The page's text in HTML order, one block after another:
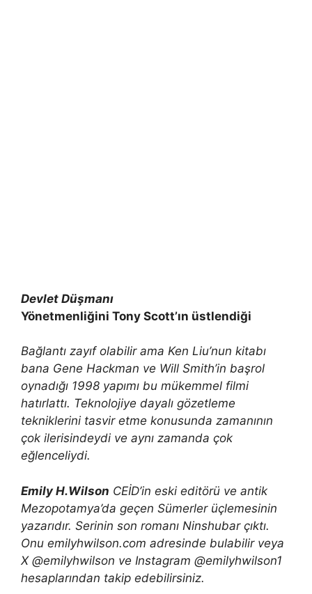
Devlet Düşmanı
Yönetmenliğini Tony Scott’ın üstlendiği
Bağlantı zayıf olabilir ama Ken Liu’nun kitabı
bana Gene Hackman ve Will Smith’in başrol
oynadığı 1998 yapımı bu mükemmel filmi
hatırlattı. Teknolojiye dayalı gözetleme
tekniklerini tasvir etme konusunda zamanının
çok ilerisindeydi ve aynı zamanda çok
eğlenceliydi.
Emily H.Wilson CEİD’in eski editörü ve antik
Mezopotamya’da geçen Sümerler üçlemesinin
yazarıdır. Serinin son romanı Ninshubar çıktı.
Onu emilyhwilson.com adresinde bulabilir veya
X @emilyhwilson ve Instagram @emilyhwilson1
hesaplarından takip edebilirsiniz.